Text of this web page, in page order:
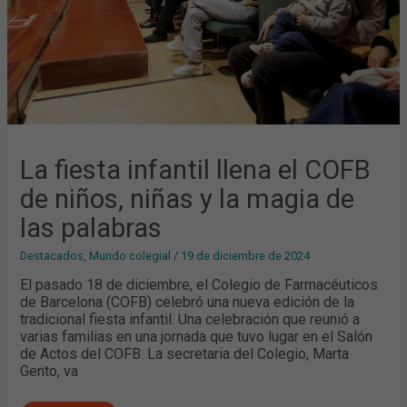
La fiesta infantil llena el COFB
de niños, niñas y la magia de
las palabras
Destacados Mundo colegial / 19 de diciembre de 2024
El pasado 18 de diciembre, el Colegio de Farmacéuticos
de Barcelona (COFB) celebró una nueva edición de la
tradicional fiesta infantil. Una celebración que reunió a
varias familias en una jornada que tuvo lugar en el Salón
de Actos del COFB. La secretaria del Colegio, Marta
Gento, va
MAGIA
DE
LAS
PALABRAS